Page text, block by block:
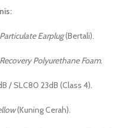
Earplug(Bertali).
Polyurethane Foam.
/ SLC80 23dB (Class 4).
(Kuning Cerah).